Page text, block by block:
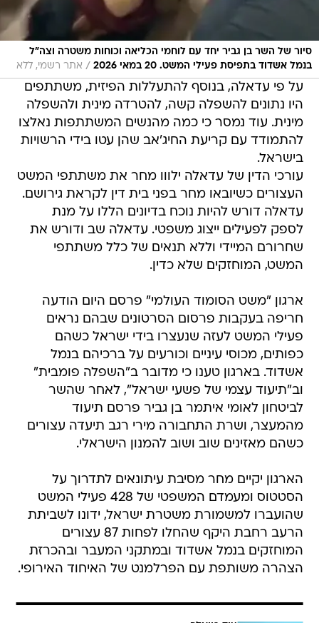
סיור של השר בן גביר יחד עם לוחמי הכליאה וכוחות משטרה וצה״ל
בנמל אשדוד בתפיסת פעילי המשט. 20 במאי 2026
/ אתר רשמי, ללא
על פי עדאלה, בנוסף להתעללות הפיזית, משתתפים
היו נתונים להשפלה קשה, להטרדה מינית ולהשפלה
מינית. עוד נמסר כי כמה מהנשים המשתתפות נאלצו
להתמודד עם קריעת החיג'אב שהן עטו בידי הרשויות
בישראל.
עורכי הדין של עדאלה ילווו מחר את משתתפי המשט
העצורים כשיובאו מחר בפני בית דין לקראת גירושם.
עדאלה דורש להיות נוכח בדיונים הללו על מנת
לספק לפעילים ייצוג משפטי. עדאלה שב ודורש את
שחרורם המיידי וללא תנאים של כלל משתתפי
המשט, המוחזקים שלא כדין.
ארגון "משט הסומוד העולמי" פרסם היום הודעה
חריפה בעקבות פרסום הסרטונים שבהם נראים
פעילי המשט לעזה שנעצרו בידי ישראל כשהם
כפותים, מכוסי עיניים וכורעים על ברכיהם בנמל
אשדוד. בארגון טענו כי מדובר ב"השפלה פומבית"
וב"תיעוד עצמי של פשעי ישראל", לאחר שהשר
לביטחון לאומי איתמר בן גביר פרסם תיעוד
מהמעצר, ושרת התחבורה מירי רגב תיעדה עצורים
כשהם מאזינים שוב ושוב להמנון הישראלי.
הארגון יקיים מחר מסיבת עיתונאים לתדרוך על
הסטטוס ומעמדם המשפטי של 428 פעילי המשט
שהועברו למשמורת משטרת ישראל, ידונו לשביתת
הרעב רחבת היקף שהחלו לפחות 87 עצורים
המוחזקים בנמל אשדוד ובמתקני המעבר ובהכרזת
הצהרה משותפת עם הפרלמנט של האיחוד האירופי.